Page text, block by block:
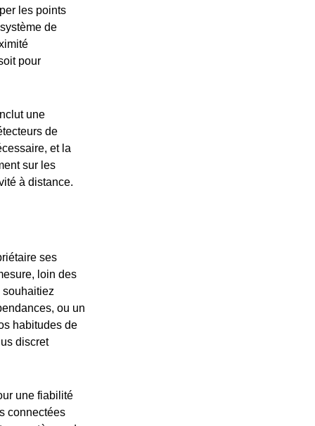
les points
de
pour
une
de
et la
sur les
à distance.
ses
loin des
ou un
habitudes de
discret
une fiabilité
connectées